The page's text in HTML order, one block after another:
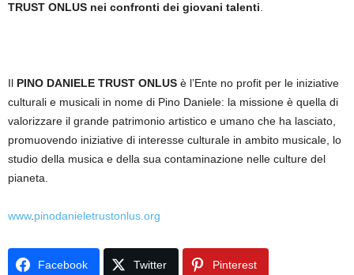
TRUST ONLUS nei confronti dei giovani talenti
Il PINO DANIELE TRUST ONLUS è l’Ente no profit per le iniziative
culturali e musicali in nome di Pino Daniele: la missione è quella di
valorizzare il grande patrimonio artistico e umano che ha lasciato,
promuovendo iniziative di interesse culturale in ambito musicale, lo
studio della musica e della sua contaminazione nelle culture del
pianeta.
www. pinodanieletrustonlus.org
Facebook Twitter Pinterest